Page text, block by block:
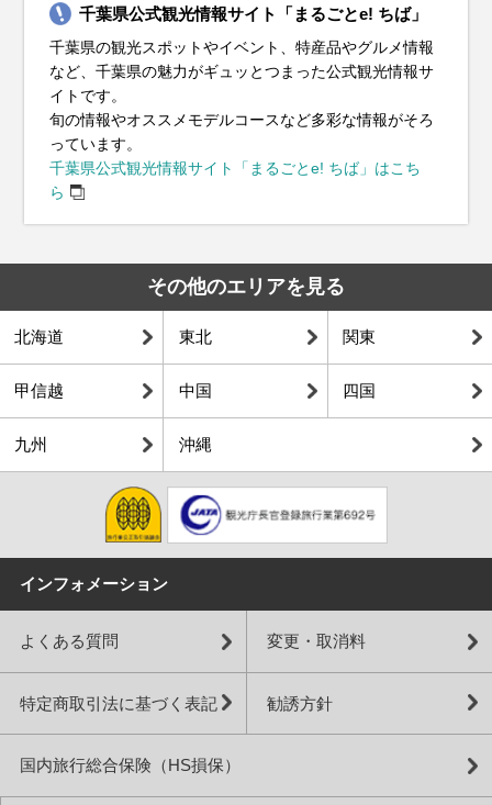
千葉県公式観光情報サイト「まるごとe! ちば」
千葉県の観光スポットやイベント、特産品やグルメ情報
など、千葉県の魅力がギュッとつまった公式観光情報サ
イトです。
旬の情報やオススメモデルコースなど多彩な情報がそろ
っています。
千葉県公式観光情報サイト「まるごとe! ちば」はこち
ら
その他のエリアを見る
北海道 東北 関東
甲信越 中国 四国
九州 沖縄
インフォメーション
よくある質問 変更・取消料
特定商取引法に基づく表記 勧誘方針
国内旅行総合保険（HS損保）